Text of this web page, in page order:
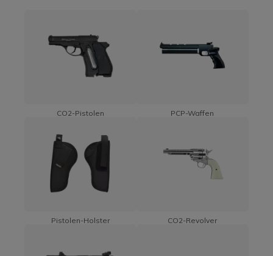
CO2-Pistolen PCP-Waffen
Pistolen-Holster CO2-Revolver